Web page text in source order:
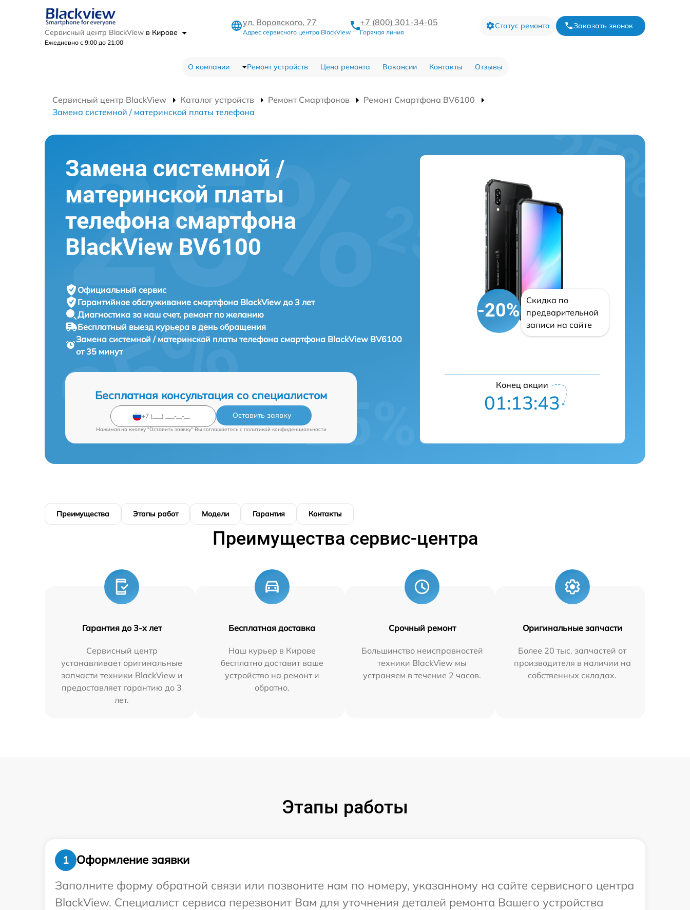
Сервисный центр BlackView в Кирове
Ежедневно с 9:00 до 21:00
ул. Воровского, 77
Адрес сервисного центра BlackView
+7 (800) 301-34-05
Горячая линия
Статус ремонта Заказать звонок
О компании Ремонт устройств Цена ремонта Вакансии Контакты Отзывы
Сервисный центр BlackView Каталог устройств Ремонт Смартфонов
Ремонт Смартфона BV6100
Замена системной / материнской платы телефона
Замена системной /
материнской платы
телефона смартфона
BlackView BV6100
Официальный сервис
Гарантийное обслуживание смартфона BlackView до 3 лет
Диагностика за наш счет, ремонт по желанию
Бесплатный выезд курьера в день обращения
Замена системной / материнской платы телефона смартфона BlackView BV6100
от 35 минут
Бесплатная консультация со специалистом
Оставить заявку
Нажимая на кнопку "Оставить заявку" Вы соглашаетесь c политикой конфиденциальности
-20%
Скидка по
предварительной
записи на сайте
Конец акции
01:13:42
Преимущества Этапы работ Модели Гарантия Контакты
Преимущества сервис-центра
Гарантия до 3-х лет
Сервисный центр
устанавливает оригинальные
запчасти техники BlackView и
предоставляет гарантию до 3
лет.
Бесплатная доставка
Наш курьер в Кирове
бесплатно доставит ваше
устройство на ремонт и
обратно.
Срочный ремонт
Большинство неисправностей
техники BlackView мы
устраняем в течение 2 часов.
Оригинальные запчасти
Более 20 тыс. запчастей от
производителя в наличии на
собственных складах.
Этапы работы
1
Оформление заявки
Заполните форму обратной связи или позвоните нам по номеру, указанному на сайте сервисного центра
BlackView. Специалист сервиса перезвонит Вам для уточнения деталей ремонта Вашего устройства